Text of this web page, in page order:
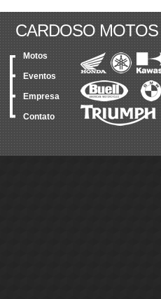
CARDOSO MOTOS
Motos
Eventos
Empresa
Contato